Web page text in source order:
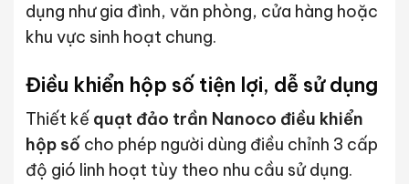
dụng như gia đình, văn phòng, cửa hàng hoặc
khu vực sinh hoạt chung.
Điều khiển hộp số tiện lợi, dễ sử dụng
Thiết kế quạt đảo trần Nanoco điều khiển
hộp số cho phép người dùng điều chỉnh 3 cấp
độ gió linh hoạt tùy theo nhu cầu sử dụng.